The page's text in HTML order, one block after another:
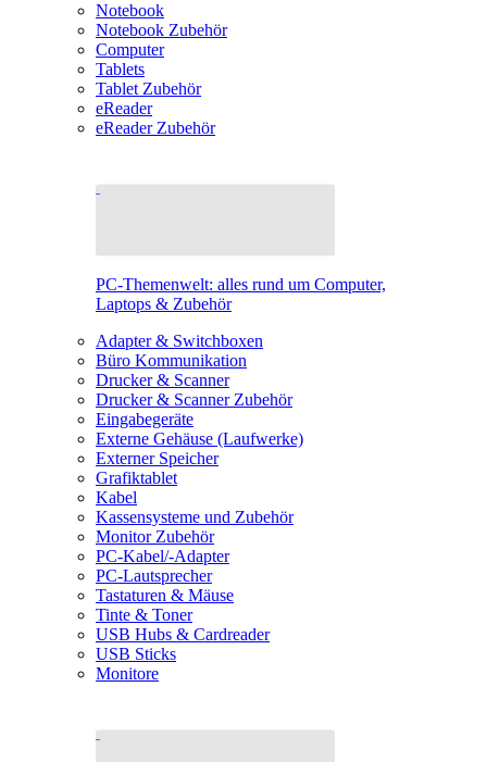
Notebook
Notebook Zubehör
Computer
Tablets
Tablet Zubehör
eReader
eReader Zubehör
PC-Themenwelt: alles rund um Computer,
Laptops & Zubehör
Adapter & Switchboxen
Büro Kommunikation
Drucker & Scanner
Drucker & Scanner Zubehör
Eingabegeräte
Externe Gehäuse (Laufwerke)
Externer Speicher
Grafiktablet
Kabel
Kassensysteme und Zubehör
Monitor Zubehör
PC-Kabel/-Adapter
PC-Lautsprecher
Tastaturen & Mäuse
Tinte & Toner
USB Hubs & Cardreader
USB Sticks
Monitore